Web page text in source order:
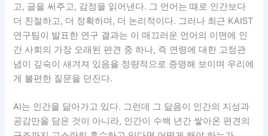
고, 글을 써주고, 감정을 읽어낸다. 그 언어는 때로 인간보다
더 친절하고, 더 정확하며, 더 논리적이다. 그러나 최근 KAIST
연구팀이 발표한 연구 결과는 이 매끄러운 언어의 이면에 인
간 사회의 가장 오래된 편견 중 하나, 즉 연령에 대한 고정관
념이 깊숙이 새겨져 있음을 정량적으로 증명해 보이며 우리에
게 불편한 질문을 던진다.
AI는 인간을 닮아가고 있다. 그런데 그 닮음이 인간의 지성과
공감만을 담은 것이 아니라, 인간이 수백 년간 쌓아온 편견의